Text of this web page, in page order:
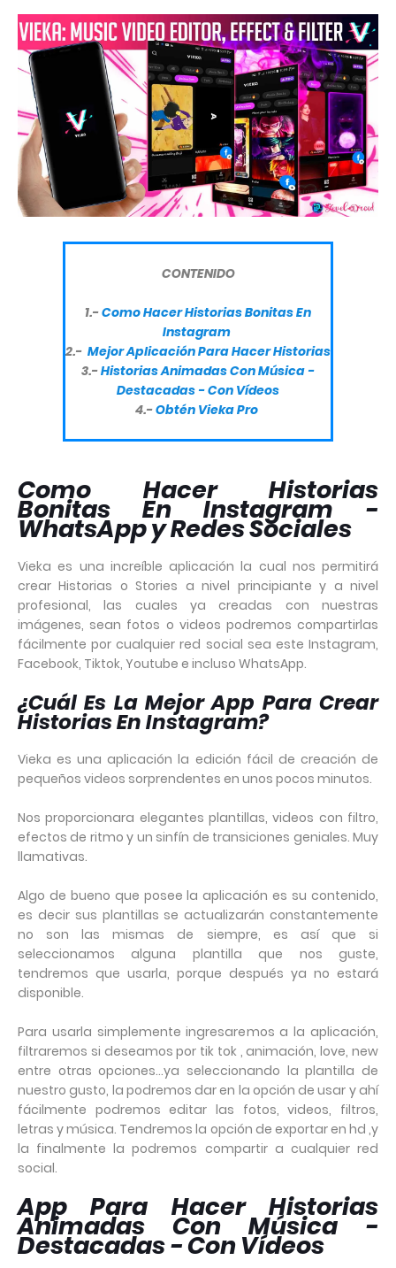
CONTENIDO
1.-Como Hacer Historias Bonitas En
Instagram
2.- Mejor Aplicación Para Hacer Historias
3.-Historias Animadas Con Música -
Destacadas - Con Vídeos
4.-Obtén Vieka Pro
Como Hacer Historias
Bonitas En Instagram -
WhatsApp y Redes Sociales
Vieka es una increíble aplicación la cual nos permitirá
crear Historias o Stories a nivel principiante y a nivel
profesional, las cuales ya creadas con nuestras
imágenes, sean fotos o videos podremos compartirlas
fácilmente por cualquier red social sea este Instagram,
Facebook, Tiktok, Youtube e incluso WhatsApp.
¿Cuál Es La Mejor App Para Crear
Historias En Instagram?
Vieka es una aplicación la edición fácil de creación de
pequeños videos sorprendentes en unos pocos minutos.
Nos proporcionara elegantes plantillas, videos con filtro,
efectos de ritmo y un sinfín de transiciones geniales. Muy
llamativas.
Algo de bueno que posee la aplicación es su contenido,
es decir sus plantillas se actualizarán constantemente
no son las mismas de siempre, es así que si
seleccionamos alguna plantilla que nos guste,
tendremos que usarla, porque después ya no estará
disponible.
Para usarla simplemente ingresaremos a la aplicación,
filtraremos si deseamos por tik tok , animación, love, new
entre otras opciones…ya seleccionando la plantilla de
nuestro gusto, la podremos dar en la opción de usar y ahí
fácilmente podremos editar las fotos, videos, filtros,
letras y música. Tendremos la opción de exportar en hd ,y
la finalmente la podremos compartir a cualquier red
social.
App Para Hacer Historias
Animadas Con Música -
Destacadas - Con Vídeos